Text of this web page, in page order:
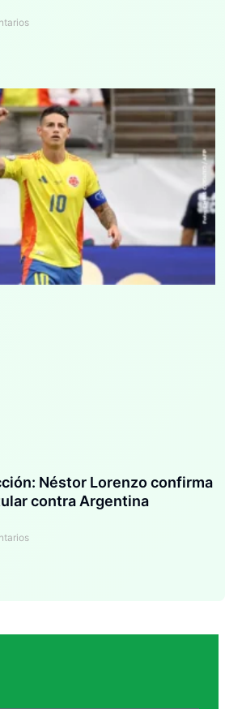
Néstor Lorenzo confirma
contra Argentina